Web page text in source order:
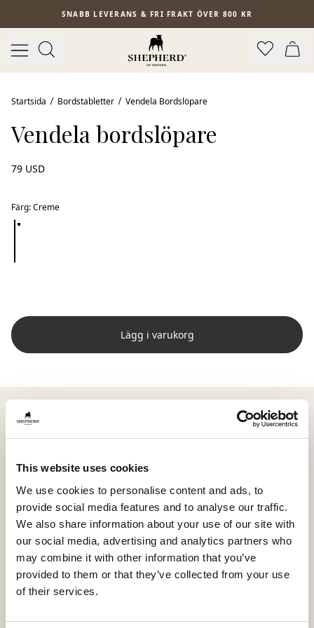
This website uses cookies
We use cookies to personalise content and ads, to
provide social media features and to analyse our traffic.
We also share information about your use of our site with
our social media, advertising and analytics partners who
may combine it with other information that you’ve
provided to them or that they’ve collected from your use
of their services.
Hoppa till huvudinnehåll
SNABB LEVERANS & FRI FRAKT ÖVER 800 KR
Startsida Bordstabletter Vendela Bordslöpare
Vendela bordslöpare
79 USD
Färg:Creme
Lägg i varukorg
Shepherd Vendela är en bordslöpare i tovad ull som
även fungerar som grytunderlägg och skapar en varm
mått på 100 x 30 cm blir den en praktisk och dekorativ
och rama in dukningen.
Använd den som bas och bygg vidare med blommor,
ljus eller serveringsfat för en levande och personlig
dukning. Den fungerar lika fint till vardagsmiddagar
som till längre sittningar där vilmdetaljerna får ta plats
och helheten känns genomtänkt.
Vendela kan även placeras på en byrå eller ett